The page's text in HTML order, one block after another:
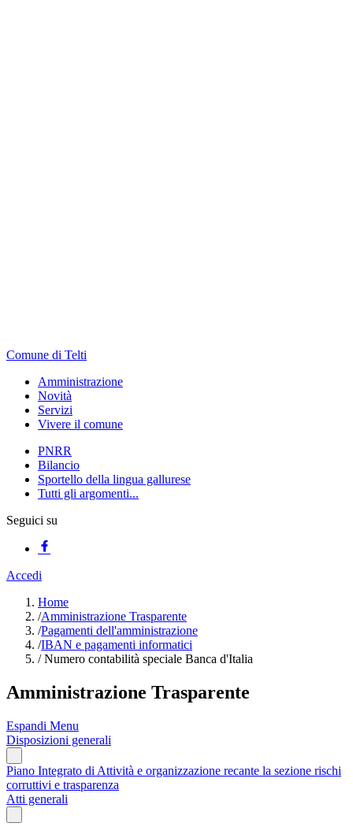
Comune di Telti
Amministrazione
Novità
Servizi
Vivere il comune
PNRR
Bilancio
Sportello della lingua gallurese
Tutti gli argomenti...
Seguici su
Accedi
Home
/Amministrazione Trasparente
/Pagamenti dell'amministrazione
/IBAN e pagamenti informatici
/Numero contabilità speciale Banca d'Italia
Amministrazione Trasparente
Espandi Menu
Disposizioni generali
Piano Integrato di Attività e organizzazione recante la sezione rischi
corruttivi e trasparenza
Atti generali